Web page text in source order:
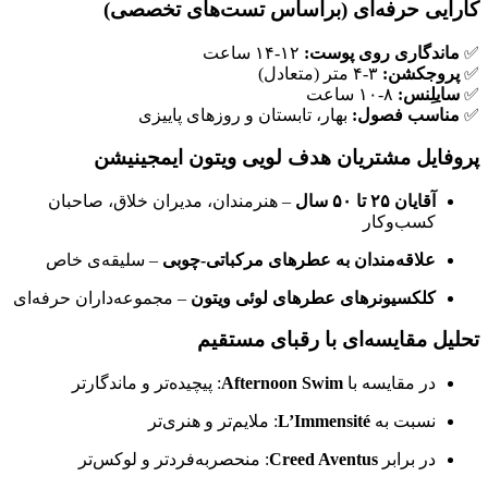
کارایی حرفه‌ای (براساس تست‌های تخصصی)
✅ ماندگاری روی پوست:
✅ پروجکشن:
✅ سایلِنس:
✅ مناسب فصول: بهار، تابستان و روزهای پاییزی
پروفایل مشتریان هدف لویی ویتون ایمجینیشن
آقایان ۲۵ تا ۵۰ سال
– هنرمندان، مدیران خلاق، صاحبان
کسب‌وکار
علاقه‌مندان به عطرهای مرکباتی-چوبی – سلیقه‌ی خاص
کلکسیونرهای عطرهای لوئی ویتون – مجموعه‌داران حرفه‌ای
تحلیل مقایسه‌ای با رقبای مستقیم
در مقایسه با Afternoon Swim: پیچیده‌تر و ماندگارتر
نسبت به L’Immensité: ملایم‌تر و هنری‌تر
در برابر Creed Aventus: منحصربه‌فردتر و لوکس‌تر